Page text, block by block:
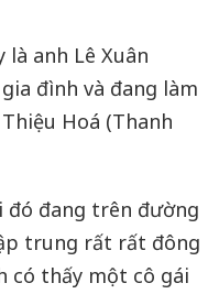
anh Lê Xuân
đình và đang làm
Hoá (Thanh
đó đang trên đường
trung rất rất đông
có thấy một cô gái